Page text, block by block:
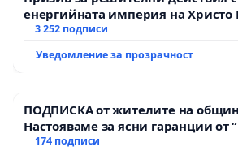
енергийната империя на Христо
3 252 подписи
Уведомление за прозрачност
ПОДПИСКА от жителите на
Настояваме за ясни гаранции от
АД и от държавата, че ще се
174 подписи